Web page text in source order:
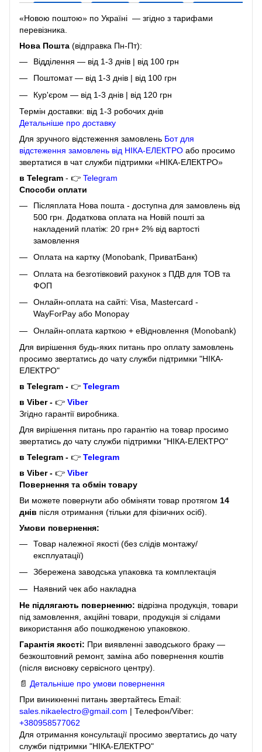
«Новою поштою» по Україні — згідно з тарифами
перевізника.
Нова Пошта (відправка Пн-Пт):
Відділення — від 1-3 днів | від 100 грн
Поштомат — від 1-3 днів | від 100 грн
Кур'єром — від 1-3 днів | від 120 грн
Термін доставки: від 1-3 робочих днів
Детальніше про доставку
Для зручного відстеження замовлень Бот для
відстеження замовлень від НІКА-ЕЛЕКТРО або просимо
звертатися в чат служби підтримки «НІКА-ЕЛЕКТРО»
в Telegram - 👉 Telegram
Способи оплати
Післяплата Нова пошта - доступна для замовлень від
500 грн. Додаткова оплата на Новій пошті за
накладений платіж: 20 грн+ 2% від вартості
замовлення
Оплата на картку (Monobank, ПриватБанк)
Оплата на безготівковий рахунок з ПДВ для ТОВ та
ФОП
Онлайн-оплата на сайті: Visa, Mastercard -
WayForPay або Monopay
Онлайн-оплата карткою + eВідновлення (Monobank)
Для вирішення будь-яких питань про оплату замовлень
просимо звертатись до чату служби підтримки "НІКА-
ЕЛЕКТРО"
в Telegram - 👉 Telegram
в Viber - 👉 Viber
Згідно гарантії виробника.
Для вирішення питань про гарантію на товар просимо
звертатись до чату служби підтримки "НІКА-ЕЛЕКТРО"
в Telegram - 👉 Telegram
в Viber - 👉 Viber
Повернення та обмін товару
Ви можете повернути або обміняти товар протягом 14
днів після отримання (тільки для фізичних осіб).
Умови повернення:
Товар належної якості (без слідів монтажу/
експлуатації)
Збережена заводська упаковка та комплектація
Наявний чек або накладна
Не підлягають поверненню: відрізна продукція, товари
під замовлення, акційні товари, продукція зі слідами
використання або пошкодженою упаковкою.
Гарантія якості: При виявленні заводського браку —
безкоштовний ремонт, заміна або повернення коштів
(після висновку сервісного центру).
📄 Детальніше про умови повернення
При виникненні питань звертайтесь Email:
sales.nikaelectro@gmail.com | Телефон/Viber:
+380958577062
Для отримання консультації просимо звертатись до чату
служби підтримки "НІКА-ЕЛЕКТРО"